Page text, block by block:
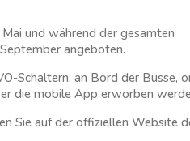
und während der gesamten
angeboten.
Schaltern, an Bord der Busse,
die mobile App erworben
Sie auf der offiziellen Website